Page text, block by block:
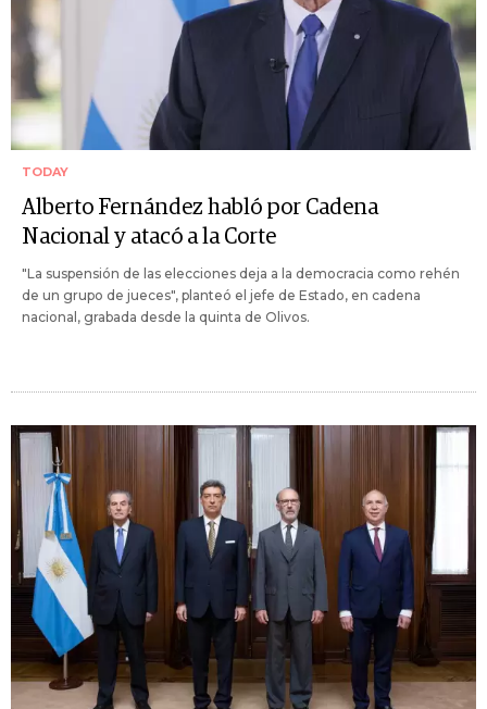
TODAY
Alberto Fernández habló por Cadena
Nacional y atacó a la Corte
"La suspensión de las elecciones deja a la democracia como rehén
de un grupo de jueces", planteó el jefe de Estado, en cadena
nacional, grabada desde la quinta de Olivos.